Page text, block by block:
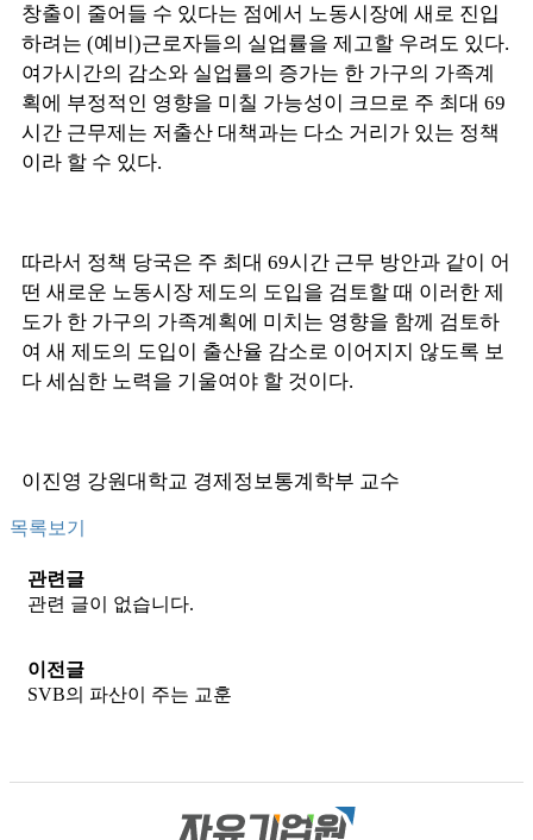
창출이 줄어들 수 있다는 점에서 노동시장에 새로 진입
하려는 (예비)근로자들의 실업률을 제고할 우려도 있다.
여가시간의 감소와 실업률의 증가는 한 가구의 가족계
획에 부정적인 영향을 미칠 가능성이 크므로 주 최대 69
시간 근무제는 저출산 대책과는 다소 거리가 있는 정책
이라 할 수 있다.
따라서 정책 당국은 주 최대 69시간 근무 방안과 같이 어
떤 새로운 노동시장 제도의 도입을 검토할 때 이러한 제
도가 한 가구의 가족계획에 미치는 영향을 함께 검토하
여 새 제도의 도입이 출산율 감소로 이어지지 않도록 보
다 세심한 노력을 기울여야 할 것이다.
이진영 강원대학교 경제정보통계학부 교수
목록보기
관련글
관련 글이 없습니다.
이전글
SVB의 파산이 주는 교훈